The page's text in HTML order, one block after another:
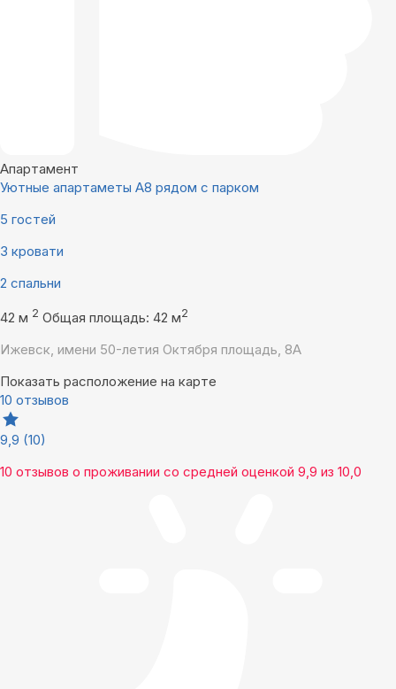
Апартамент
Уютные апартаметы А8 рядом с парком
5 гостей
3 кровати
2 спальни
42 м 2 Общая площадь: 42 м2
Ижевск, имени 50-летия Октября площадь, 8А
Показать расположение на карте
10 отзывов
9,9 (10)
10 отзывов о проживании со средней оценкой 9,9 из 10,0